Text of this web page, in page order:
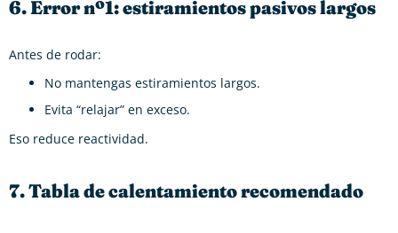
6. Error nº1: estiramientos pasivos largos
Antes de rodar:
No mantengas estiramientos largos.
Evita “relajar” en exceso.
Eso reduce reactividad.
7. Tabla de calentamiento recomendado